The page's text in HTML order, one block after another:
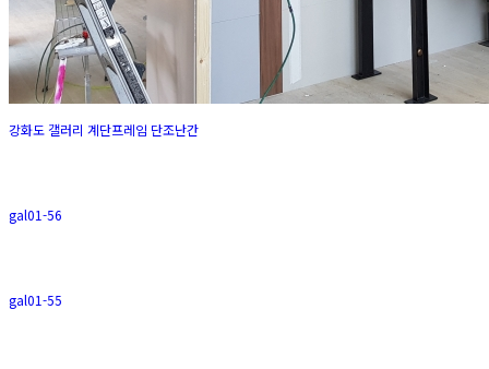
강화도 갤러리 계단프레임 단조난간
gal01-56
gal01-55